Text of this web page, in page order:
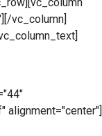
vc_column]
alignment="center"]